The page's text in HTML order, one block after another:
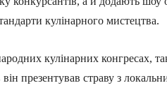
кулінарного мистецтва.
кулінарних конгресах,
презентував страву з